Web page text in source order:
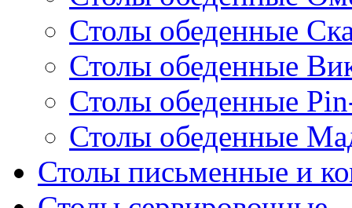
Столы обеденные
Столы обеденные
Столы обеденные
Столы обеденные
Столы письменные и